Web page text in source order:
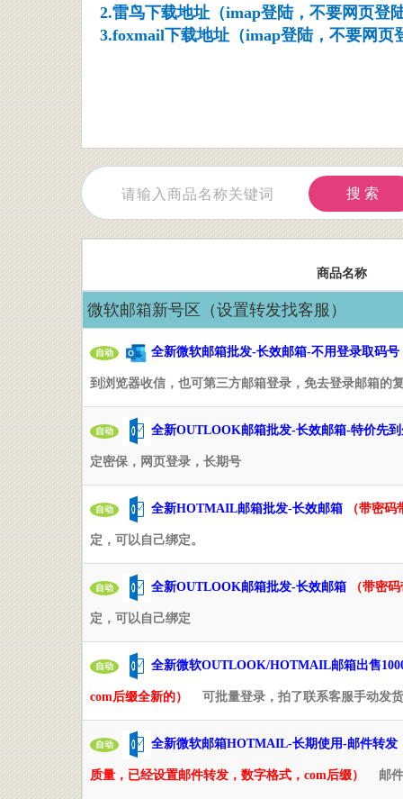
2.雷鸟下载地址（imap登陆，不要网页登
3.foxmail下载地址（imap登陆，不要网页
搜 索
商品名称
微软邮箱新号区（设置转发找客服）
自动 全新微软邮箱批发-长效邮箱-不用登录取码号
到浏览器收信，也可第三方邮箱登录，免去登录邮箱的
自动 全新OUTLOOK邮箱批发-长效邮箱-特价先
定密保，网页登录，长期号
自动 全新HOTMAIL邮箱批发-长效邮箱 （带密
定，可以自己绑定。
自动 全新OUTLOOK邮箱批发-长效邮箱 （带密
定，可以自己绑定
自动 全新微软OUTLOOK/HOTMAIL邮箱出售
com后缀全新的） 可批量登录，拍了联系客服手动发
自动 全新微软邮箱HOTMAIL-长期使用-邮件转发
质量，已经设置邮件转发，数字格式，com后缀） 邮